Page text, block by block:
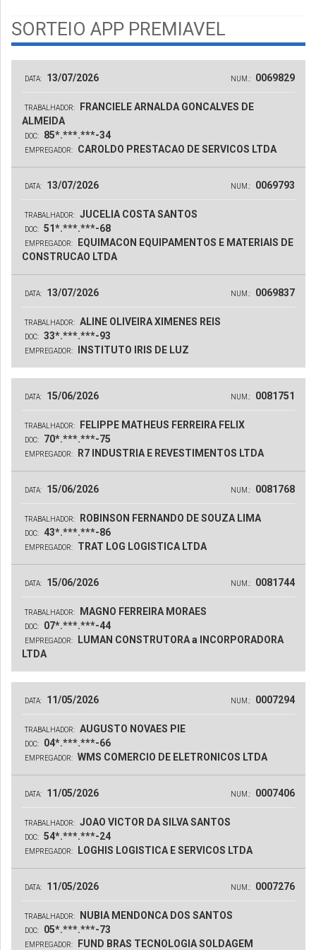
SORTEIO APP PREMIAVEL
DATA: 13/07/2026 NUM.: 0069829
TRABALHADOR:
FRANCIELE ARNALDA GONCALVES DE
ALMEIDA
DOC: 85*.***.***-34
EMPREGADOR: CAROLDO PRESTACAO DE SERVICOS LTDA
DATA: 13/07/2026 NUM.: 0069793
TRABALHADOR: JUCELIA COSTA SANTOS
DOC: 51*.***.***-68
EMPREGADOR:
EQUIMACON EQUIPAMENTOS E MATERIAIS DE
CONSTRUCAO LTDA
DATA: 13/07/2026 NUM.: 0069837
TRABALHADOR: ALINE OLIVEIRA XIMENES REIS
DOC: 33*.***.***-93
EMPREGADOR: INSTITUTO IRIS DE LUZ
DATA: 15/06/2026 NUM.: 0081751
TRABALHADOR: FELIPPE MATHEUS FERREIRA FELIX
DOC: 70*.***.***-75
EMPREGADOR: R7 INDUSTRIA E REVESTIMENTOS LTDA
DATA: 15/06/2026 NUM.: 0081768
TRABALHADOR: ROBINSON FERNANDO DE SOUZA LIMA
DOC: 43*.***.***-86
EMPREGADOR: TRAT LOG LOGISTICA LTDA
DATA: 15/06/2026 NUM.: 0081744
TRABALHADOR: MAGNO FERREIRA MORAES
DOC: 07*.***.***-44
EMPREGADOR:
LUMAN CONSTRUTORA a INCORPORADORA
LTDA
DATA: 11/05/2026 NUM.: 0007294
TRABALHADOR: AUGUSTO NOVAES PIE
DOC: 04*.***.***-66
EMPREGADOR: WMS COMERCIO DE ELETRONICOS LTDA
DATA: 11/05/2026 NUM.: 0007406
TRABALHADOR: JOAO VICTOR DA SILVA SANTOS
DOC: 54*.***.***-24
EMPREGADOR: LOGHIS LOGISTICA E SERVICOS LTDA
DATA: 11/05/2026 NUM.: 0007276
TRABALHADOR: NUBIA MENDONCA DOS SANTOS
DOC: 05*.***.***-73
EMPREGADOR: FUND BRAS TECNOLOGIA SOLDAGEM